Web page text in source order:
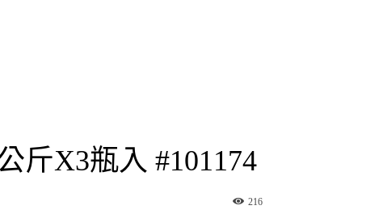
斤X3瓶入 #101174
216